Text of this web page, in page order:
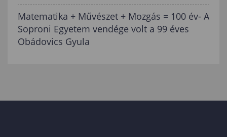
Matematika + Művészet + Mozgás = 100 év- A
Soproni Egyetem vendége volt a 99 éves
Obádovics Gyula